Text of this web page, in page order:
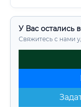
У Вас остались
Свяжитесь с нами